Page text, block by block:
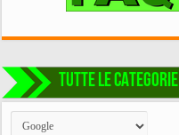
TUTTE LE CATEGORIE
TUTTE